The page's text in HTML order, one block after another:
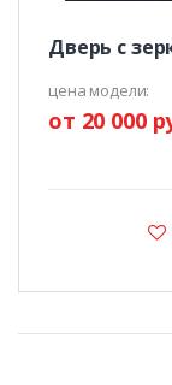
Дверь с
цена модели:
от 20 000